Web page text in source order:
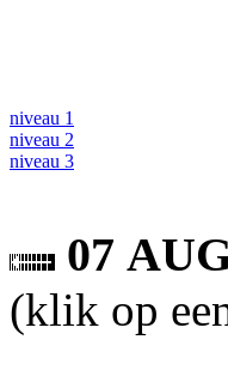
niveau 1
niveau 2
niveau 3
07
(klik op